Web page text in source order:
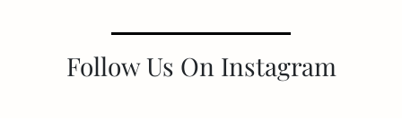
Follow Us On Instagram